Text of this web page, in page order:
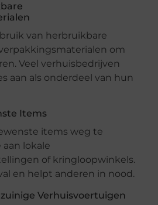
van herbruikbare
om
Veel verhuisbedrijven
aan als onderdeel van hun
Items
items weg te
aan lokale
of kringloopwinkels.
en helpt anderen in nood.
Verhuisvoertuigen